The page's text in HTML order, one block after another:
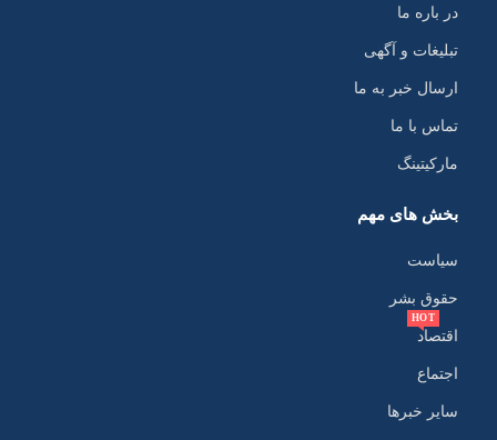
در باره ما
تبلیغات و آگهی
ارسال خبر به ما
تماس با ما
مارکیتینگ
بخش های مهم
سیاست
حقوق بشر
اقتصاد
HOT
اجتماع
سایر خبرها